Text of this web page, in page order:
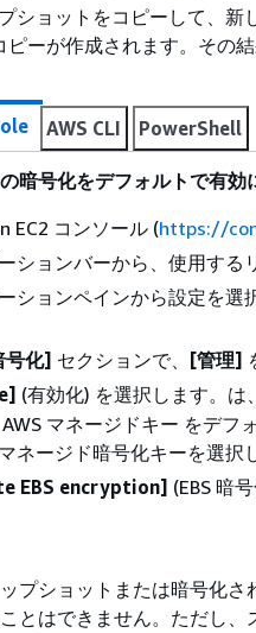
ショットをコピーして、新
ピーが作成されます。その
AWS CLI PowerShell
暗号化をデフォルトで有効
EC2 コンソール (https://
ションバーから、使用する
ションペインから設定を選
号化] セクションで、 [管理]
(有効化) を選択します。は
AWS マネージドキー をデフ
ネージド暗号化キーを選択
EBS encryption] (EBS 暗
プショットまたは暗号化
とはできません。ただし